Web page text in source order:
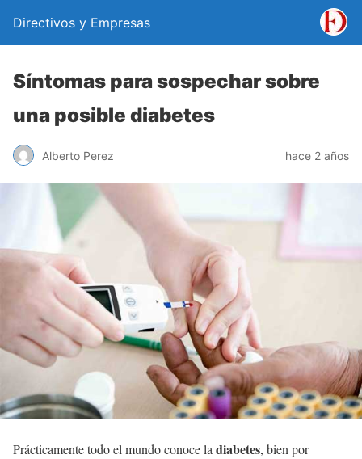
Directivos y Empresas
Síntomas para sospechar sobre
una posible diabetes
Alberto Perez hace 2 años
Prácticamente todo el mundo conoce la diabetes, bien por